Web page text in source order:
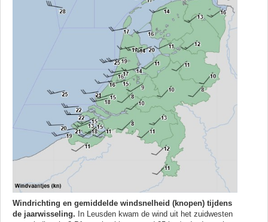
Windrichting en gemiddelde windsnelheid (knopen) tijdens
de jaarwisseling. In Leusden kwam de wind uit het zuidwesten